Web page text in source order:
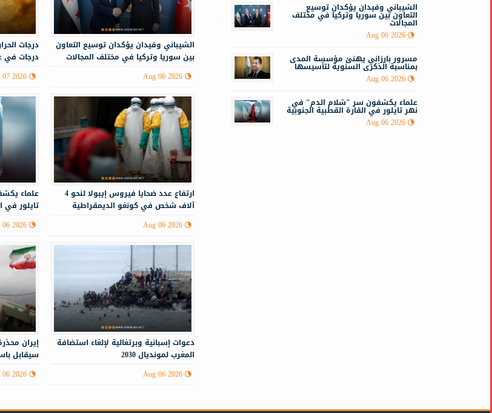
درجات في
2026
الشيباني وفيدان يؤكدان توسيع التعاون
بين سوريا وتركيا في مختلف المجالات
Aug 06 2026
علماء
تايلور في
2026
ارتفاع عدد ضحايا فيروس إيبولا لنحو 4
آلاف شخص في كونغو الديمقراطية
Aug 06 2026
إيران
سيقابل
2026
دعوات إسبانية وبرتغالية لإلغاء استضافة
المغرب لمونديال 2030
Aug 06 2026
الشيباني وفيدان يؤكدان توسيع
التعاون بين سوريا وتركيا في مختلف
المجالات
Aug 06 2026
مسرور بارزاني يهنئ مؤسسة المدى
بمناسبة الذكرى السنوية لتأسيسها
Aug 06 2026
علماء يكشفون سر "شلام الدم" في
نهر تايلور في القارة القطبية الجنوبية
Aug 06 2026